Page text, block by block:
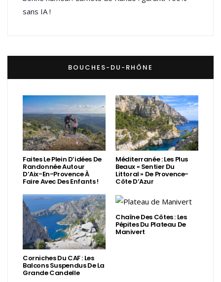
sans IA !
BOUCHES-DU-RHÔNE
Faites Le Plein D’idées De
Randonnée Autour
D’Aix-En-Provence À
Faire Avec Des Enfants !
Méditerranée : Les Plus
Beaux « Sentier Du
Littoral » De Provence-
Côte D’Azur
Corniches Du CAF : Les
Balcons Suspendus De La
Grande Candelle
Chaîne Des Côtes : Les
Pépites Du Plateau De
Manivert